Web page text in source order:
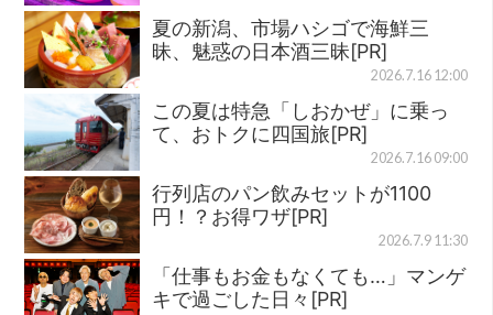
夏の新潟、市場ハシゴで海鮮三
昧、魅惑の日本酒三昧[PR]
2026.7.16 12:00
この夏は特急「しおかぜ」に乗っ
て、おトクに四国旅[PR]
2026.7.16 09:00
行列店のパン飲みセットが1100
円！？お得ワザ[PR]
2026.7.9 11:30
「仕事もお金もなくても…」マンゲ
キで過ごした日々[PR]